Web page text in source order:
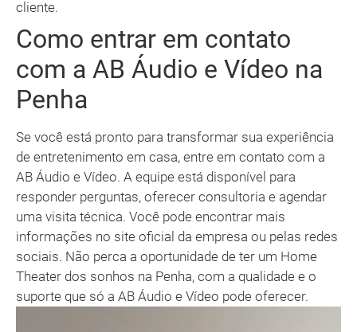
cliente.
Como entrar em contato
com a AB Áudio e Vídeo na
Penha
Se você está pronto para transformar sua experiência
de entretenimento em casa, entre em contato com a
AB Áudio e Vídeo. A equipe está disponível para
responder perguntas, oferecer consultoria e agendar
uma visita técnica. Você pode encontrar mais
informações no site oficial da empresa ou pelas redes
sociais. Não perca a oportunidade de ter um Home
Theater dos sonhos na Penha, com a qualidade e o
suporte que só a AB Áudio e Vídeo pode oferecer.